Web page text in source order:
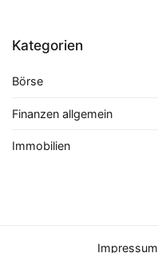
Kategorien
Börse
Finanzen allgemein
Immobilien
Impressum